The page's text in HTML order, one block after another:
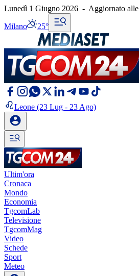
Lunedì 1 Giugno 2026 - Aggiornato alle
Milano 25°
Leone (23 Lug - 23 Ago)
Ultim'ora
Cronaca
Mondo
Economia
TgcomLab
Televisione
TgcomMag
Video
Schede
Sport
Meteo